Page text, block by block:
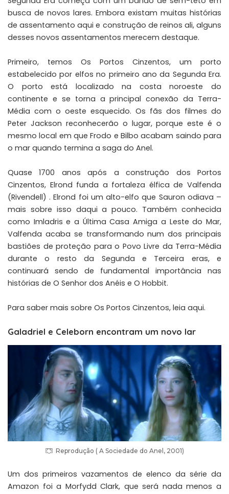
busca de novos lares. Embora existam muitas histórias
de assentamento aqui e construção de reinos ali, alguns
desses novos assentamentos merecem destaque.
Primeiro, temos Os Portos Cinzentos, um porto
estabelecido por elfos no primeiro ano da Segunda Era.
O porto está localizado na costa noroeste do
continente e se torna a principal conexão da Terra-
Média com o oeste esquecido. Os fãs dos filmes do
Peter Jackson reconhecerão o lugar, porque este é o
mesmo local em que Frodo e Bilbo acabam saindo para
o mar quando termina a saga do Anel.
Quase 1700 anos após a construção dos Portos
Cinzentos, Elrond funda a fortaleza élfica de Valfenda
(Rivendell) . Elrond foi um alto-elfo que Sauron odiava –
mais sobre isso daqui a pouco. Também conhecida
como Imladris e a Última Casa Amiga a Leste do Mar,
Valfenda acaba se transformando num dos principais
bastiões de proteção para o Povo Livre da Terra-Média
durante o resto da Segunda e Terceira eras, e
continuará sendo de fundamental importância nas
histórias de O Senhor dos Anéis e O Hobbit.
Para saber mais sobre Os Portos Cinzentos, leia aqui.
Galadriel e Celeborn encontram um novo lar
Reprodução ( A Sociedade do Anel, 2001)
Um dos primeiros vazamentos de elenco da série da
Amazon foi a Morfydd Clark, que será nada menos a